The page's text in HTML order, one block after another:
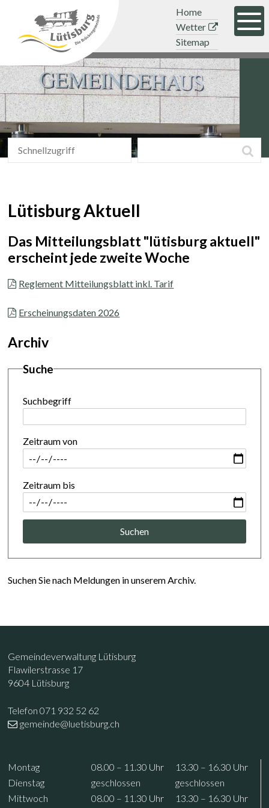
Navigieren in der Gemeinde
Schnellnavigation
Mobile Hauptnavigation Topnavigation
Home
Wetter
Sitemap
Schnellzugriff
Schnellzugriff
Lütisburg Aktuell
Das Mitteilungsblatt "lütisburg aktuell"
erscheint jede zweite Woche
Reglement Mitteilungsblatt inkl. Tarif
Erscheinungsdaten 2026
Archiv
Suche
Suchbegriff
Zeitraum von
Zeitraum bis
Suchen
Suchen Sie nach Meldungen in unserem Archiv.
Footer
Kontakt
Gemeindeverwaltung Lütisburg
Flawilerstrasse 17
9604 Lütisburg
Telefon 071 932 52 62
gemeinde@luetisburg.ch
Öffnungszeiten
Wochentag VormittagNachmittag
Montag 08.00 – 11.30 Uhr 13.30 – 16.30 Uhr
Dienstag geschlossen
geschlossen
Mittwoch 08.00 – 11.30 Uhr 13.30 – 16.30 Uhr